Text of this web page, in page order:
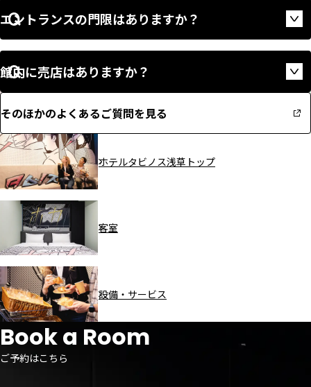
エントランスの門限はありますか？
館内に売店はありますか？
そのほかのよくあるご質問を見る
ホテルタビノス浅草トップ
客室
設備・サービス
Book a Room
ご予約はこちら